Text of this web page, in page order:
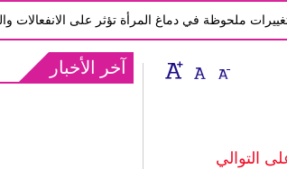
في دماغ المرأة تؤثر على الانفعالات والتفاعل
التوالي
آخر الأخبار